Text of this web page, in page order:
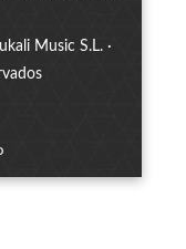
Music S.L. ·